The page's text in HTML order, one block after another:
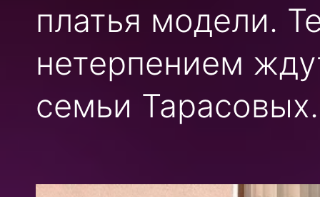
платья модели.
нетерпением
семьи Тарасовых.